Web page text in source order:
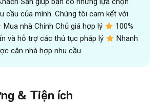
cầu của mình. Chúng tôi cam kết với
Mua nhà Chính Chủ giá hợp lý
100%
và hỗ trợ các thủ tục pháp lý
Nhanh
căn nhà hợp nhu cầu.
& Tiện ích